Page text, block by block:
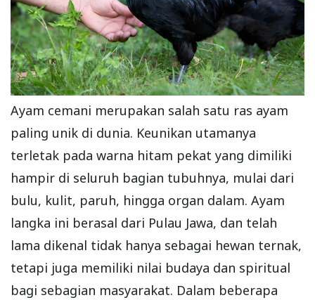
Ayam cemani merupakan salah satu ras ayam
paling unik di dunia. Keunikan utamanya
terletak pada warna hitam pekat yang dimiliki
hampir di seluruh bagian tubuhnya, mulai dari
bulu, kulit, paruh, hingga organ dalam. Ayam
langka ini berasal dari Pulau Jawa, dan telah
lama dikenal tidak hanya sebagai hewan ternak,
tetapi juga memiliki nilai budaya dan spiritual
bagi sebagian masyarakat. Dalam beberapa